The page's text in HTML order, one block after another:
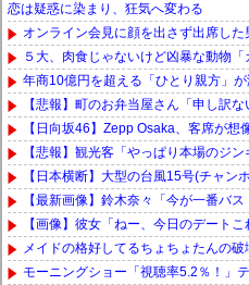
恋は疑惑に染まり、狂気へ変わる
オンライン会見に顔を出さず出席し
５大、肉食じゃないけど凶暴な動物
年商10億円を超える「ひとり親方」
【悲報】町のお弁当屋さん「申し訳
【日向坂46】Zepp Osaka、客席が
【悲報】観光客「やっぱり本場のジ
【日本横断】大型の台風15号(チャ
【最新画像】鈴木奈々「今が一番バ
【画像】彼女「ねー、今日のデート
メイドの格好してるちょちょたんの破
モーニングショー「視聴率5.2％！」